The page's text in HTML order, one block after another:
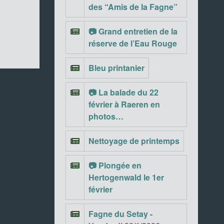
des “Amis de la Fagne”
📷 Grand entretien de la
réserve de l’Eau Rouge
Bleu printanier
📷 La balade du 22
février à Raeren en
photos…
Nettoyage de printemps
📷 Plongée en
Hertogenwald le 1er
février
Fagne du Setay -